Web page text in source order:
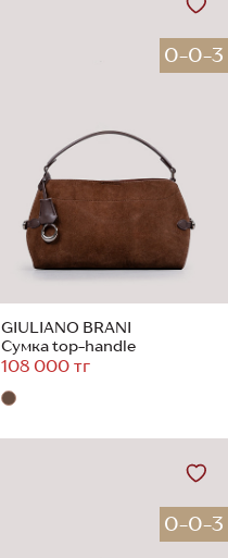
0-0-3
GIULIANO BRANI
Сумка top-handle
108 000 тг
0-0-3